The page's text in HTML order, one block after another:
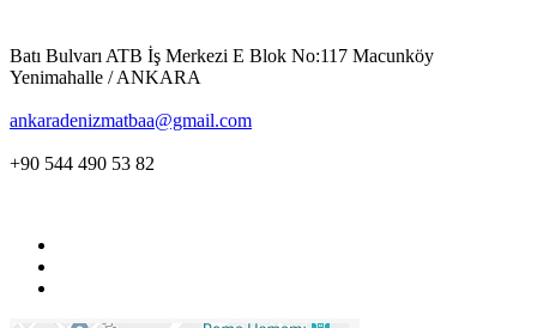
Batı Bulvarı ATB İş Merkezi E Blok No:117 Macunköy
Yenimahalle / ANKARA
ankaradenizmatbaa@gmail.com
+90 544 490 53 82